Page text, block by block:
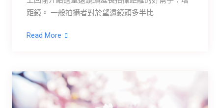
距鏡。 一般拍攝者對於望遠鏡頭多半比
Read More